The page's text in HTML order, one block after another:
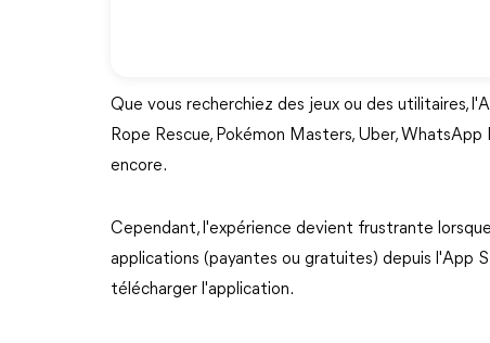
Que vous recherchiez des jeux ou des utilitaires,
Rope Rescue, Pokémon Masters, Uber,
encore.
Cependant, l'expérience devient frustrante
applications (payantes ou gratuites) depuis l'App
télécharger l'application.